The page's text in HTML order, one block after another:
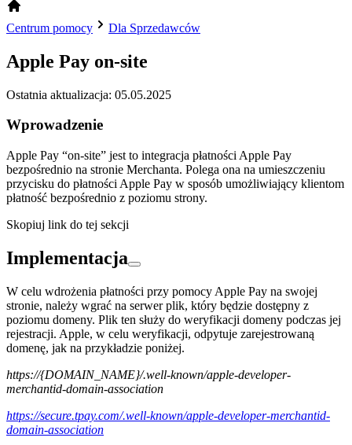
Centrum pomocy Dla Sprzedawców
Apple Pay on-site
Ostatnia aktualizacja: 05.05.2025
Wprowadzenie
Apple Pay “on-site” jest to integracja płatności Apple Pay
bezpośrednio na stronie Merchanta. Polega ona na umieszczeniu
przycisku do płatności Apple Pay w sposób umożliwiający klientom
płatność bezpośrednio z poziomu strony.
Skopiuj link do tej sekcji
Implementacja
W celu wdrożenia płatności przy pomocy Apple Pay na swojej
stronie, należy wgrać na serwer plik, który będzie dostępny z
poziomu domeny. Plik ten służy do weryfikacji domeny podczas jej
rejestracji. Apple, w celu weryfikacji, odpytuje zarejestrowaną
domenę, jak na przykładzie poniżej.
https://{DOMAIN_NAME}/.well-known/apple-developer-
merchantid-domain-association
https://secure.tpay.com/.well-known/apple-developer-merchantid-
domain-association